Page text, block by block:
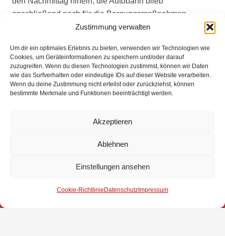
Zustimmung verwalten
Um dir ein optimales Erlebnis zu bieten, verwenden wir Technologien wie
Cookies, um Geräteinformationen zu speichern und/oder darauf
zuzugreifen. Wenn du diesen Technologien zustimmst, können wir Daten
wie das Surfverhalten oder eindeutige IDs auf dieser Website verarbeiten.
Wenn du deine Zustimmung nicht erteilst oder zurückziehst, können
bestimmte Merkmale und Funktionen beeinträchtigt werden.
Akzeptieren
Ablehnen
Einstellungen ansehen
Cookie-Richtlinie Datenschutz Impressum
anschließend noch für die Bergungsmaßnahmen
Eingesetzte Kräfte: Feuerwehr Brinkum +++ Feuerwehr
+++ 4.Zug Kreisfeuerwehrbereitschaft 1